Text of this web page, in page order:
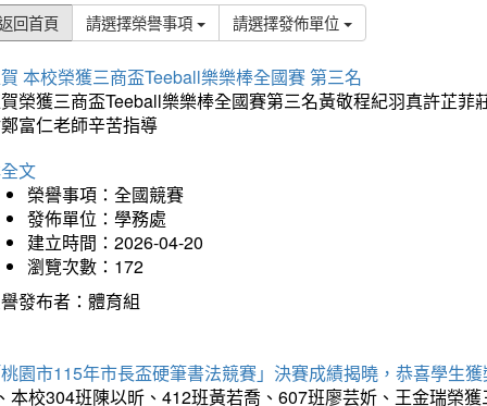
回首頁 請選擇榮譽事項 請選擇發佈單位
本校榮獲三商盃Teeball樂樂棒全國賽 第三名
榮獲三商盃Teeball樂樂棒全國賽第三名黃敬程紀羽真許芷
富仁老師辛苦指導
文
榮譽事項：全國競賽
發佈單位：學務處
建立時間：2026-04-20
瀏覽次數：172
發布者：體育組
園市115年市長盃硬筆書法競賽」決賽成績揭曉，恭喜學生
本校304班陳以昕、412班黃若喬、607班廖芸妡、王金瑞榮